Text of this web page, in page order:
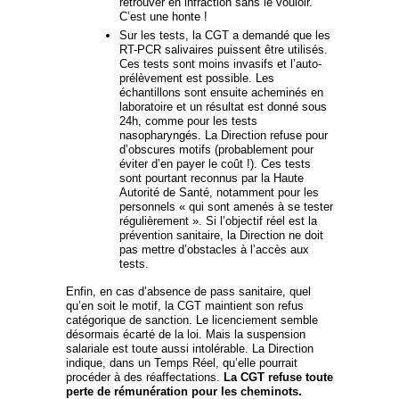
C’est une honte !
Sur les tests, la CGT a demandé que les
RT-PCR salivaires puissent être utilisés.
Ces tests sont moins invasifs et l’auto-
prélèvement est possible. Les
échantillons sont ensuite acheminés en
laboratoire et un résultat est donné sous
24h, comme pour les tests
nasopharyngés. La Direction refuse pour
d’obscures motifs (probablement pour
éviter d’en payer le coût !). Ces tests
sont pourtant reconnus par la Haute
Autorité de Santé, notamment pour les
personnels « qui sont amenés à se tester
régulièrement ». Si l’objectif réel est la
prévention sanitaire, la Direction ne doit
pas mettre d’obstacles à l’accès aux
tests.
Enfin, en cas d’absence de pass sanitaire, quel
qu’en soit le motif, la CGT maintient son refus
catégorique de sanction. Le licenciement semble
désormais écarté de la loi. Mais la suspension
salariale est toute aussi intolérable. La Direction
indique, dans un Temps Réel, qu’elle pourrait
procéder à des réaffectations. La CGT refuse toute
perte de rémunération pour les cheminots.